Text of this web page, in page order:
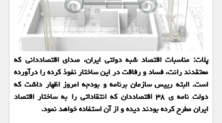
پلات: مناسبات اقتصاد شبه دولتی ایران، صدای اقتصاددانی كه
معتقدند رانت، فساد و رفاقت در این ساختار نفوذ كرده را درآورده
است. البته رییس سازمان برنامه و بودجه امروز اظهار داشت كه
دولت نامه ی ۳۸ اقتصاددان كه انتقاداتی را به ساختار اقتصاد
ایران مطرح كرده بودند دیده و از آن استفاده خواهد نمود.